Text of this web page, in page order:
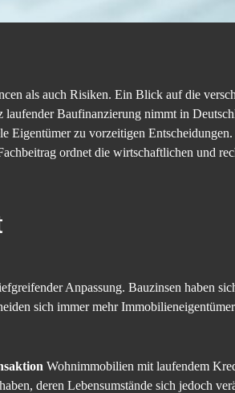
als auch Risiken. Ein Blick auf die
Baufinanzierung nimmt in
Eigentümer zu vorzeitigen
ordnet die wirtschaftlichen und
Anpassung. Bauzinsen haben
sich immer mehr
Wohnimmobilien mit laufendem
deren Lebensumstände sich jedoch